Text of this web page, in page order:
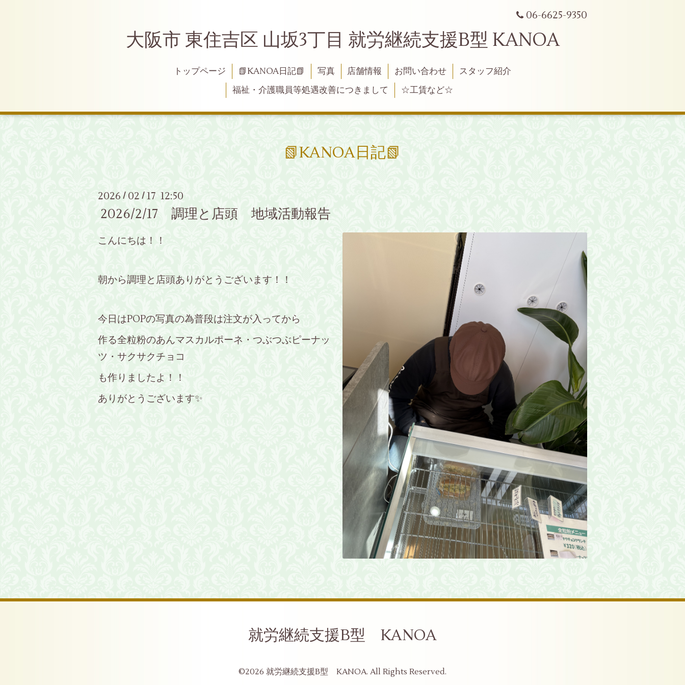
06-6625-9350
大阪市 東住吉区 山坂3丁目 就労継続支援B型 KANOA
トップページ 📗KANOA日記📗 写真 店舗情報 お問い合わせ
スタッフ紹介
福祉・介護職員等処遇改善につきまして
☆工賃など☆
📗KANOA日記📗
2026 / 02 / 17 12:50
2026/2/17 調理と店頭 地域活動報告
こんにちは！！
朝から調理と店頭ありがとうございます！！
今日はPOPの写真の為普段は注文が入ってから
作る全粒粉のあんマスカルポーネ・つぶつぶピーナッ
ツ・サクサクチョコ
も作りましたよ！！
ありがとうございます✨
就労継続支援B型 KANOA
©2026 就労継続支援B型 KANOA. All Rights Reserved.